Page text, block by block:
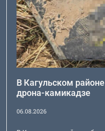
В Кагульском
дрона-камикадзе
06.08.2026